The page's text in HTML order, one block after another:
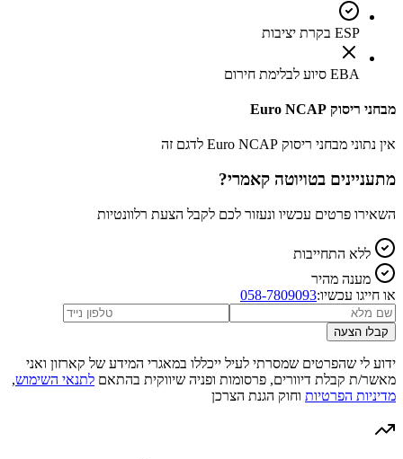
ESP בקרת יציבות
EBA סיוע לבלימת חירום
מבחני ריסוק Euro NCAP
אין נתוני מבחני ריסוק Euro NCAP לדגם זה
מתעניינים בטויוטה קאמרי?
השאירו פרטים עכשיו ונעזור לכם לקבל הצעת רלוונטיות
ללא התחייבות
מענה מהיר
או חייגו עכשיו:058-7809093
קבלו הצעה
ידוע לי שהפרטים שמסרתי לעיל ייכללו במאגרי המידע של קארזון ואני
מאשר/ת קבלת דיוורים, פרסומות ופניה שיווקית בהתאם לתנאי השימוש,
מדיניות הפרטיות וחוק הגנת הצרכן